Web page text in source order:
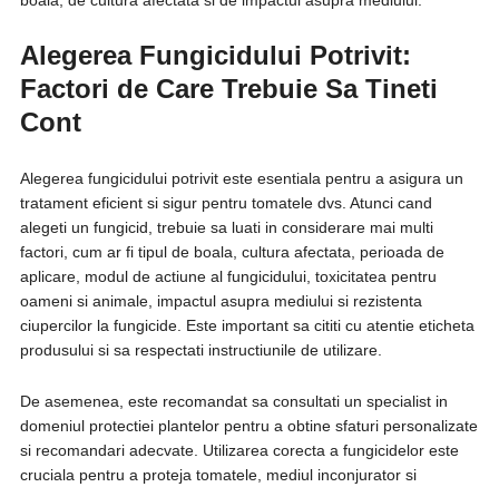
Alegerea Fungicidului Potrivit:
Factori de Care Trebuie Sa Tineti
Cont
Alegerea fungicidului potrivit este esentiala pentru a asigura un
tratament eficient si sigur pentru tomatele dvs. Atunci cand
alegeti un fungicid, trebuie sa luati in considerare mai multi
factori, cum ar fi tipul de boala, cultura afectata, perioada de
aplicare, modul de actiune al fungicidului, toxicitatea pentru
oameni si animale, impactul asupra mediului si rezistenta
ciupercilor la fungicide. Este important sa cititi cu atentie eticheta
produsului si sa respectati instructiunile de utilizare.
De asemenea, este recomandat sa consultati un specialist in
domeniul protectiei plantelor pentru a obtine sfaturi personalizate
si recomandari adecvate. Utilizarea corecta a fungicidelor este
cruciala pentru a proteja tomatele, mediul inconjurator si